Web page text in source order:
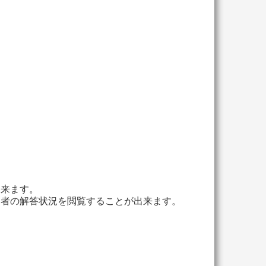
ます。
解答状況を閲覧することが出来ます。